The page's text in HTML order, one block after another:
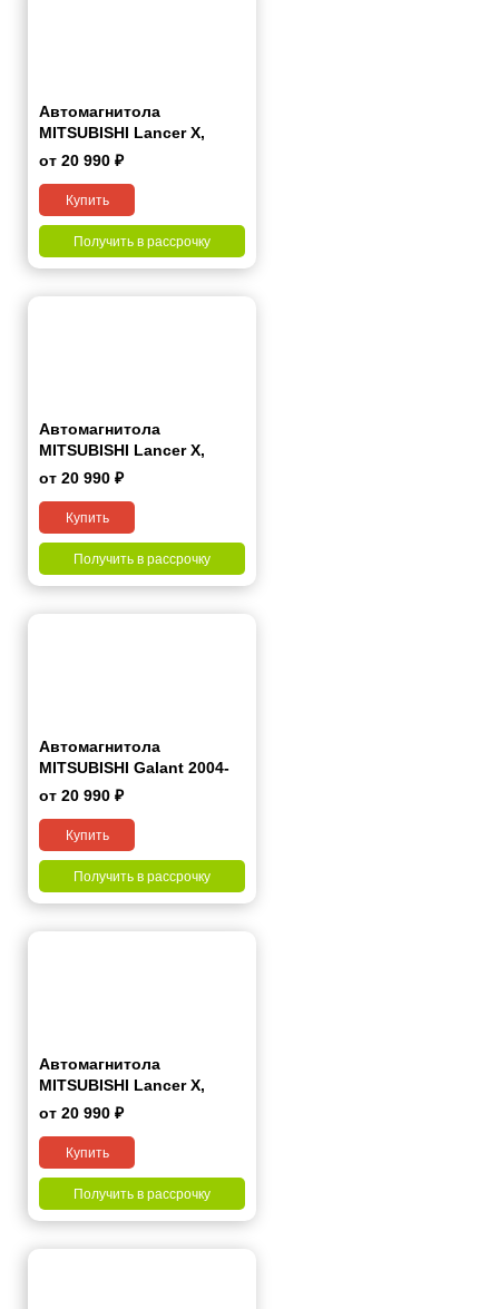
Автомагнитола
MITSUBISHI Lancer Х,
Galant Fortis 2007+ 9"
от 20 990 ₽
Купить
Получить в рассрочку
Автомагнитола
MITSUBISHI Lancer Х,
Galant Fortis 2007+ 7"
от 20 990 ₽
Купить
Получить в рассрочку
Автомагнитола
MITSUBISHI Galant 2004-
2010; Grunder 2007+ 7"
от 20 990 ₽
Купить
Получить в рассрочку
Автомагнитола
MITSUBISHI Lancer Х,
Galant Fortis 2007+ 7"
от 20 990 ₽
Купить
Получить в рассрочку